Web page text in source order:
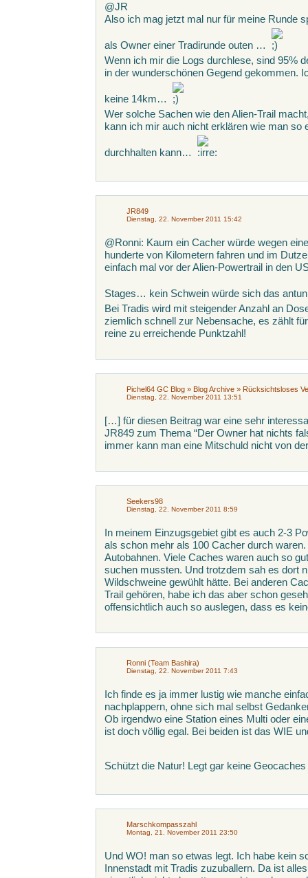
@JR
Also ich mag jetzt mal nur für meine Runde
als Owner einer Tradirunde outen …
Wenn ich mir die Logs durchlese, sind 95%
in der wunderschönen Gegend gekommen.
keine 14km…
Wer solche Sachen wie den Alien-Trail
kann ich mir auch nicht erklären wie man so
durchhalten kann…
JR849
Dienstag, 22. November 2011 15:42
@Ronni: Kaum ein Cacher würde wegen
hunderte von Kilometern fahren und im
einfach mal vor der Alien-Powertrail in den
Stages… kein Schwein würde sich das
Bei Tradis wird mit steigender Anzahl an
ziemlich schnell zur Nebensache, es zählt
reine zu erreichende Punktzahl!
Pichel64 GC Blog » Blog Archive » Rücksichtsloses
Dienstag, 22. November 2011 13:51
[…] für diesen Beitrag war eine sehr
JR849 zum Thema “Der Owner hat nichts
immer kann man eine Mitschuld nicht von
Seekers98
Dienstag, 22. November 2011 8:59
In meinem Einzugsgebiet gibt es auch 2-3
als schon mehr als 100 Cacher durch
Autobahnen. Viele Caches waren auch so
suchen mussten. Und trotzdem sah es dort
Wildschweine gewühlt hätte. Bei anderen
Trail gehören, habe ich das aber schon
offensichtlich auch so auslegen, dass es
Ronni (Team Bashira)
Dienstag, 22. November 2011 7:43
Ich finde es ja immer lustig wie manche
nachplappern, ohne sich mal selbst
Ob irgendwo eine Station eines Multi oder
ist doch völlig egal. Bei beiden ist das WIE
Schützt die Natur! Legt gar keine
Marschkompasszahl
Montag, 21. November 2011 23:50
Und WO! man so etwas legt. Ich habe kein
Innenstadt mit Tradis zuzuballern. Da ist